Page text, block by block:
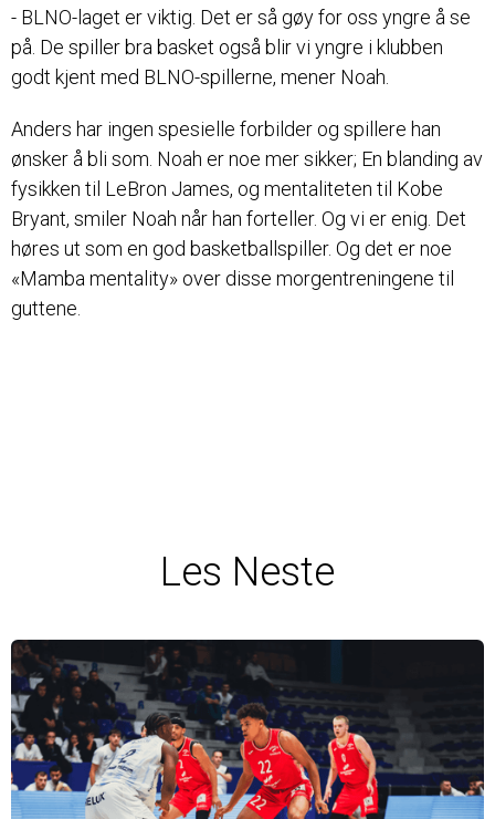
- BLNO-laget er viktig. Det er så gøy for oss yngre å se
på. De spiller bra basket også blir vi yngre i klubben
godt kjent med BLNO-spillerne, mener Noah.
Anders har ingen spesielle forbilder og spillere han
ønsker å bli som. Noah er noe mer sikker; En blanding av
fysikken til LeBron James, og mentaliteten til Kobe
Bryant, smiler Noah når han forteller. Og vi er enig. Det
høres ut som en god basketballspiller. Og det er noe
«Mamba mentality» over disse morgentreningene til
guttene.
Les Neste